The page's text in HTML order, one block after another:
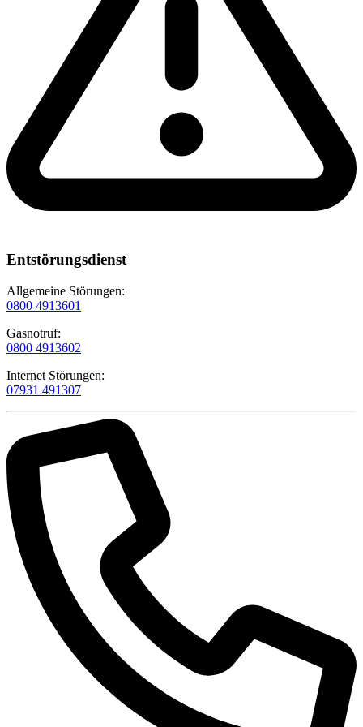
Entstörungsdienst
Allgemeine Störungen:
0800 4913601
Gasnotruf:
0800 4913602
Internet Störungen:
07931 491307